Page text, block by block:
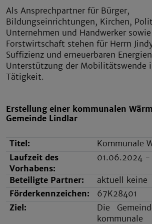
Als Ansprechpartner für Bürger,
Bildungseinrichtungen, Kirchen,
Unternehmen und Handwerker
Forstwirtschaft stehen für Herrn
Suffizienz und erneuerbaren
Unterstützung der Mobilitätswende
Tätigkeit.
Erstellung einer kommunalen
Gemeinde Lindlar
Titel:
Kommunale
Laufzeit des
Vorhabens:
01.06.2024 -
Beteiligte Partner:
aktuell keine
Förderkennzeichen:
67K28401
Ziel:
Die